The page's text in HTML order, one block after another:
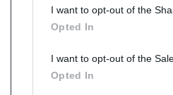
I want to opt-out of the
Opted In
I want to opt-out of the
Opted In